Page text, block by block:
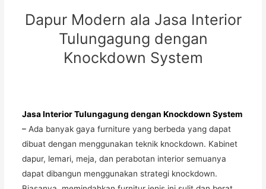
Dapur Modern ala Jasa Interior
Tulungagung dengan
Knockdown System
Jasa Interior Tulungagung dengan Knockdown System
–Ada banyak gaya furniture yang berbeda yang dapat
dibuat dengan menggunakan teknik knockdown. Kabinet
dapur, lemari, meja, dan perabotan interior semuanya
dapat dibangun menggunakan strategi knockdown.